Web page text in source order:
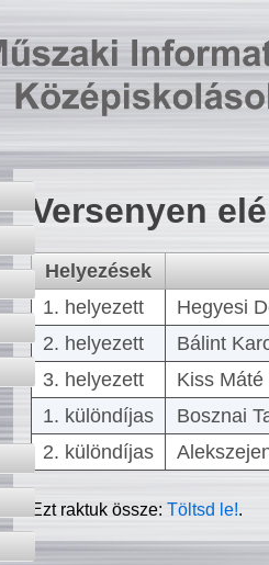
Versenyen
Helyezések
1. helyezett
Hegyesi
2. helyezett
Bálint
3. helyezett
Kiss
1. különdíjas
Bosznai
2. különdíjas
Ezt raktuk össze:Töltsd le!.